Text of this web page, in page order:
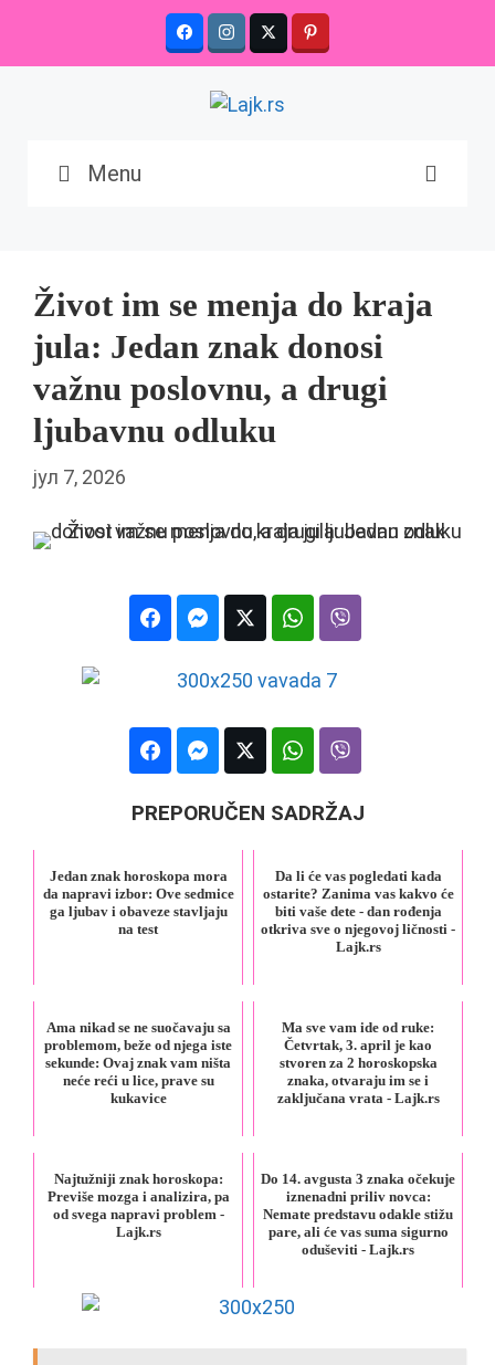
content
Menu
Život im se menja do kraja
jula: Jedan znak donosi
važnu poslovnu, a drugi
ljubavnu odluku
јул 7, 2026
PREPORUČEN SADRŽAJ
Jedan znak horoskopa mora
da napravi izbor: Ove sedmice
ga ljubav i obaveze stavljaju
na test
Da li će vas pogledati kada
ostarite? Zanima vas kakvo će
biti vaše dete - dan rođenja
otkriva sve o njegovoj ličnosti -
Lajk.rs
Ama nikad se ne suočavaju sa
problemom, beže od njega iste
sekunde: Ovaj znak vam ništa
neće reći u lice, prave su
kukavice
Ma sve vam ide od ruke:
Četvrtak, 3. april je kao
stvoren za 2 horoskopska
znaka, otvaraju im se i
zaključana vrata - Lajk.rs
Najtužniji znak horoskopa:
Previše mozga i analizira, pa
od svega napravi problem -
Lajk.rs
Do 14. avgusta 3 znaka očekuje
iznenadni priliv novca:
Nemate predstavu odakle stižu
pare, ali će vas suma sigurno
oduševiti - Lajk.rs